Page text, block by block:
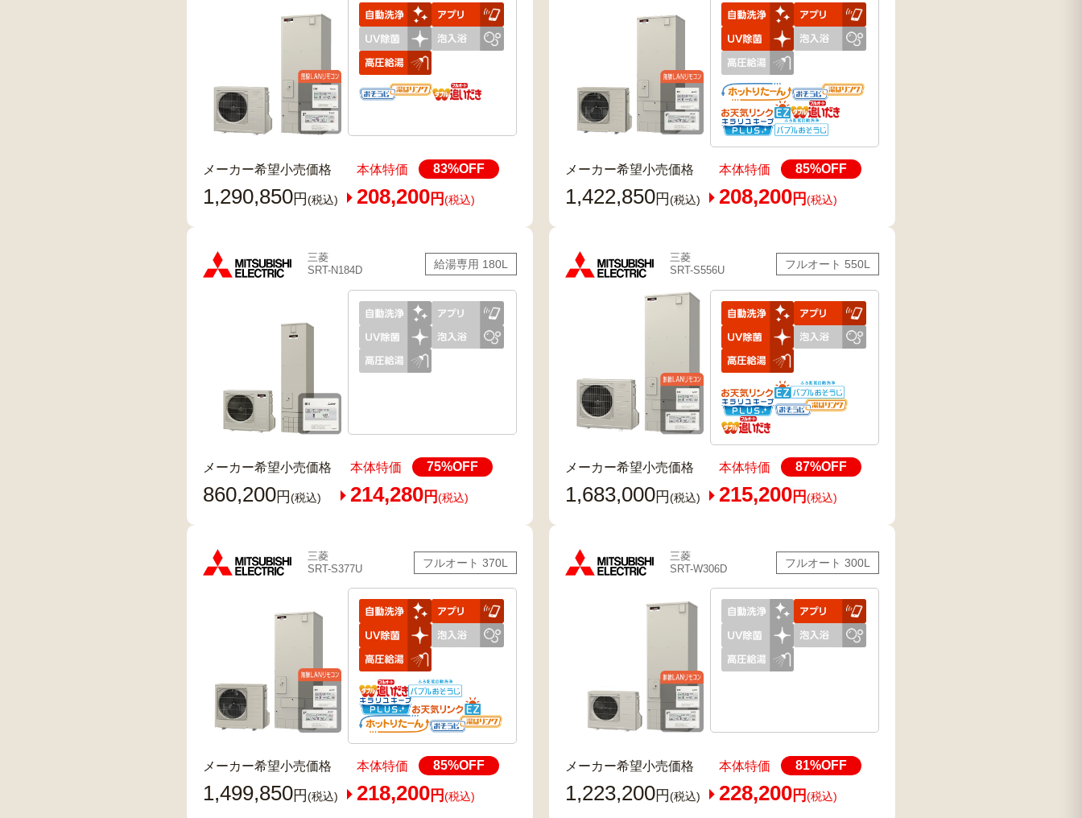
メーカー希望小売価格
1,290,850円(税込)
本体特価 83%OFF
208,200 円(税込)
メーカー希望小売価格
1,422,850円(税込)
本体特価 85%OFF
208,200 円(税込)
三菱
SRT-N184D
給湯専用 180L
メーカー希望小売価格
860,200円(税込)
本体特価 75%OFF
214,280 円(税込)
三菱
SRT-S556U
フルオート 550L
メーカー希望小売価格
1,683,000円(税込)
本体特価 87%OFF
215,200 円(税込)
三菱
SRT-S377U
フルオート 370L
メーカー希望小売価格
1,499,850円(税込)
本体特価 85%OFF
218,200 円(税込)
三菱
SRT-W306D
フルオート 300L
メーカー希望小売価格
1,223,200円(税込)
本体特価 81%OFF
228,200 円(税込)